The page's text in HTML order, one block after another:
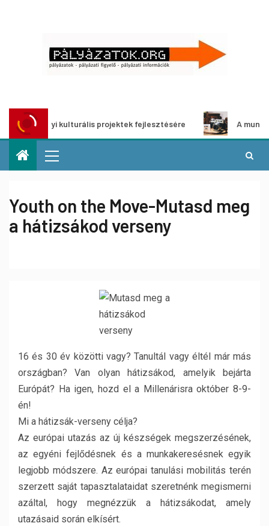
helyi kulturális projektek fejlesztésére A munka világa
Youth on the Move-Mutasd meg
a hátizsákod verseny
16 és 30 év közötti vagy? Tanultál vagy éltél már más
országban? Van olyan hátizsákod, amelyik bejárta
Európát? Ha igen, hozd el a Millenárisra október 8-9-
én!
Mi a hátizsák-verseny célja?
Az európai utazás az új készségek megszerzésének,
az egyéni fejlődésnek és a munkakeresésnek egyik
legjobb módszere. Az európai tanulási mobilitás terén
szerzett saját tapasztalataidat szeretnénk megismerni
azáltal, hogy megnézzük a hátizsákodat, amely
utazásaid során elkísért.